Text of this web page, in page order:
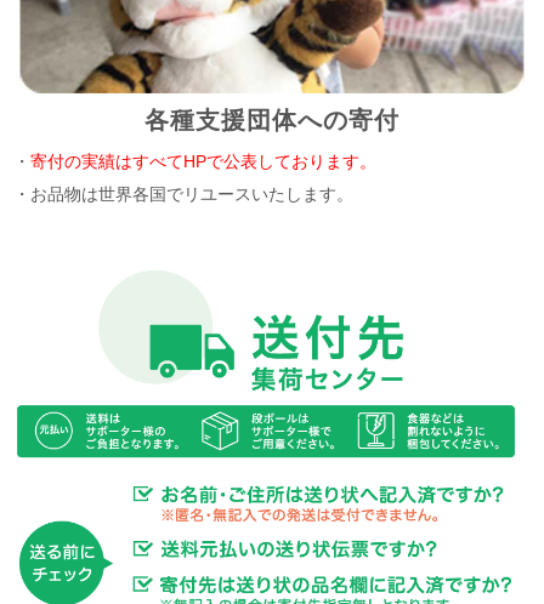
各種支援団体への寄付
・寄付の実績はすべてHPで公表しております。
・お品物は世界各国でリユースいたします。